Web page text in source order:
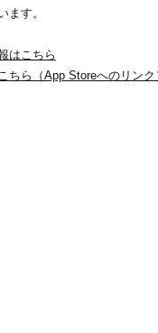
ます。
はこちら
ちら（App Storeへのリンク